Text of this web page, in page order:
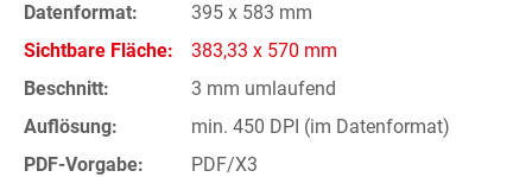
Datenformat:
395 x 583 mm
Sichtbare Fläche:
383,33 x 570 mm
Beschnitt:
3 mm umlaufend
Auflösung:
min. 450 DPI (im Datenformat)
PDF-Vorgabe:
PDF/X3